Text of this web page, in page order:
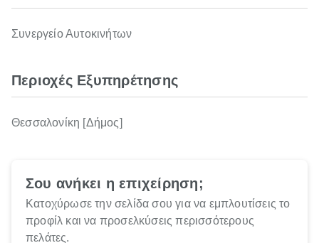
Συνεργείο Αυτοκινήτων
Περιοχές Εξυπηρέτησης
Θεσσαλονίκη [Δήμος]
Σου ανήκει η επιχείρηση;
Κατοχύρωσε την σελίδα σου για να εμπλουτίσεις το
προφίλ και να προσελκύσεις περισσότερους
πελάτες.